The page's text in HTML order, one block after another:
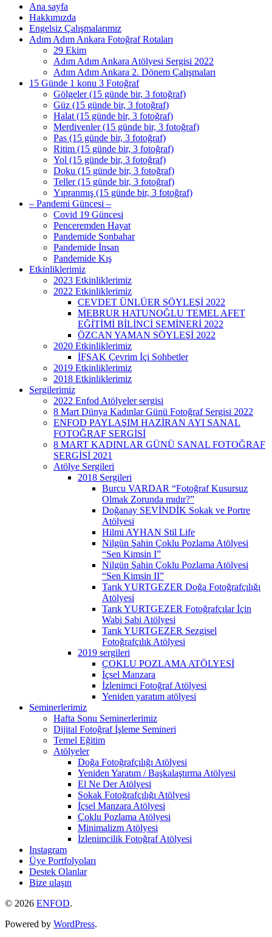
Ana sayfa
Hakkımızda
Engelsiz Çalışmalarımız
Adım Adım Ankara Fotoğraf Rotaları
29 Ekim
Adım Adım Ankara Atölyesi Sergisi 2022
Adım Adım Ankara 2. Dönem Çalışmaları
15 Günde 1 konu 3 Fotoğraf
Gölgeler (15 günde bir, 3 fotoğraf)
Güz (15 günde bir, 3 fotoğraf)
Halat (15 günde bir, 3 fotoğraf)
Merdivenler (15 günde bir, 3 fotoğraf)
Pas (15 günde bir, 3 fotoğraf)
Ritim (15 günde bir, 3 fotoğraf)
Yol (15 günde bir, 3 fotoğraf)
Doku (15 günde bir, 3 fotoğraf)
Teller (15 günde bir, 3 fotoğraf)
Yıpranmış (15 günde bir, 3 fotoğraf)
– Pandemi Güncesi –
Covid 19 Güncesi
Penceremden Hayat
Pandemide Sonbahar
Pandemide İnsan
Pandemide Kış
Etkinliklerimiz
2023 Etkinliklerimiz
2022 Etkinliklerimiz
CEVDET ÜNLÜER SÖYLEŞİ 2022
MEBRUR HATUNOĞLU TEMEL AFET
EĞİTİMİ BİLİNCİ SEMİNERİ 2022
ÖZCAN YAMAN SÖYLEŞİ 2022
2020 Etkinliklerimiz
İFSAK Çevrim İçi Sohbetler
2019 Etkinliklerimiz
2018 Etkinliklerimiz
Sergilerimiz
2022 Enfod Atölyeler sergisi
8 Mart Dünya Kadınlar Günü Fotoğraf Sergisi 2022
ENFOD PAYLAŞIM HAZİRAN AYI SANAL
FOTOĞRAF SERGİSİ
8 MART KADINLAR GÜNÜ SANAL FOTOĞRAF
SERGİSİ 2021
Atölye Sergileri
2018 Sergileri
Burcu VARDAR “Fotoğraf Kusursuz
Olmak Zorunda mıdır?”
Doğanay SEVİNDİK Sokak ve Portre
Atölyesi
Hilmi AYHAN Stil Life
Nilgün Şahin Çoklu Pozlama Atölyesi
“Sen Kimsin I”
Nilgün Şahin Çoklu Pozlama Atölyesi
“Sen Kimsin II”
Tarık YURTGEZER Doğa Fotoğrafçılığı
Atölyesi
Tarık YURTGEZER Fotoğrafçılar İçin
Wabi Sabi Atölyesi
Tarık YURTGEZER Sezgisel
Fotoğrafçılık Atölyesi
2019 sergileri
ÇOKLU POZLAMA ATÖLYESİ
İçsel Manzara
İzlenimci Fotoğraf Atölyesi
Yeniden yaratım atölyesi
Seminerlerimiz
Hafta Sonu Seminerlerimiz
Dijital Fotoğraf İşleme Semineri
Temel Eğitim
Atölyeler
Doğa Fotoğrafçılığı Atölyesi
Yeniden Yaratım / Başkalaştırma Atölyesi
El Ne Der Atölyesi
Sokak Fotoğrafçılığı Atölyesi
İçsel Manzara Atölyesi
Çoklu Pozlama Atölyesi
Minimalizm Atölyesi
İzlenimcilik Fotoğraf Atölyesi
Instagram
Üye Portfolyoları
Destek Olanlar
Bize ulaşın
© 2026 ENFOD.
Powered by WordPress.